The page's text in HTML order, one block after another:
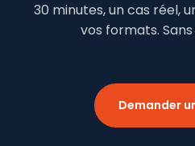
30 minutes, un cas réel,
vos formats.
Demander